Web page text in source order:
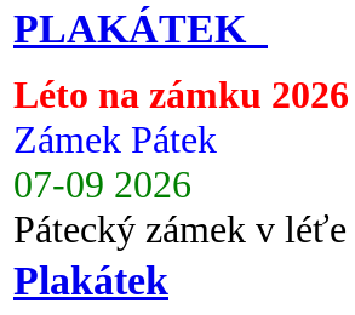
PLAKÁTEK
Léto na zámku 2026
Zámek Pátek
07-09 2026
Pátecký zámek v
Plakátek